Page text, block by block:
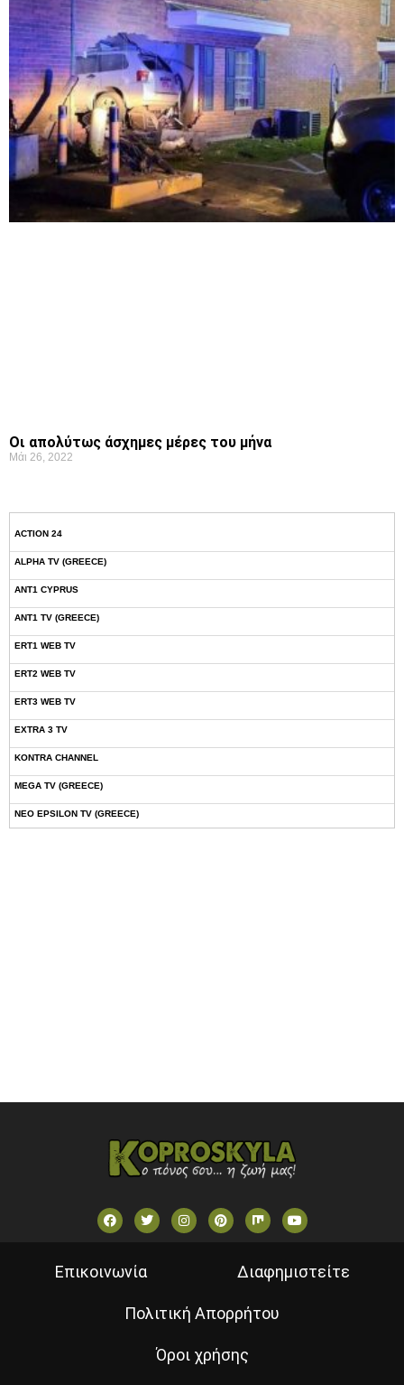
Οι απολύτως άσχημες μέρες του μήνα
Μάι 26, 2022
ACTION 24
ALPHA TV (GREECE)
ANT1 CYPRUS
ANT1 TV (GREECE)
ERT1 WEB TV
ERT2 WEB TV
ERT3 WEB TV
EXTRA 3 TV
KONTRA CHANNEL
MEGA TV (GREECE)
NEO EPSILON TV (GREECE)
Επικοινωνία Διαφημιστείτε
Πολιτική Απορρήτου
Όροι χρήσης